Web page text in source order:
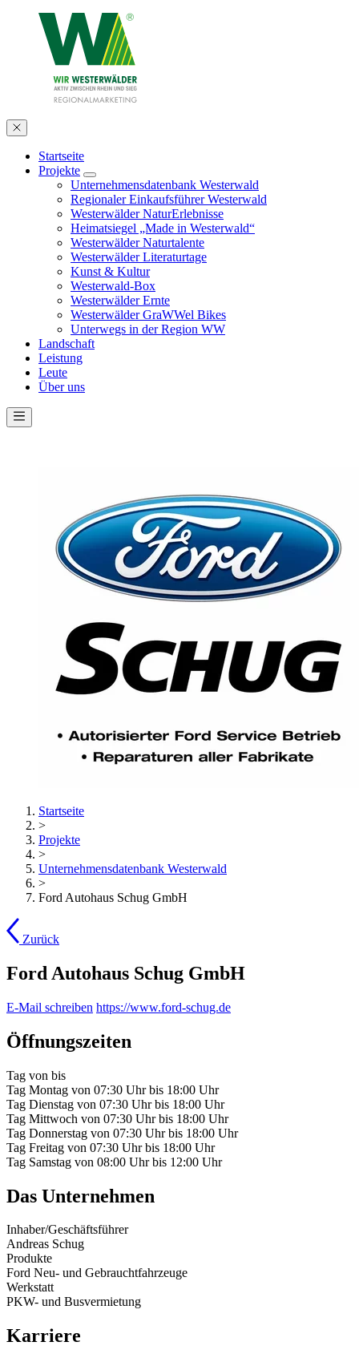
Startseite
Projekte
Unternehmensdatenbank Westerwald
Regionaler Einkaufsführer Westerwald
Westerwälder NaturErlebnisse
Heimatsiegel „Made in Westerwald“
Westerwälder Naturtalente
Westerwälder Literaturtage
Kunst & Kultur
Westerwald-Box
Westerwälder Ernte
Westerwälder GraWWel Bikes
Unterwegs in der Region WW
Landschaft
Leistung
Leute
Über uns
Startseite
>
Projekte
>
Unternehmensdatenbank Westerwald
>
Ford Autohaus Schug GmbH
Zurück
Ford Autohaus Schug GmbH
E-Mail schreiben https://www.ford-schug.de
Öffnungszeiten
Tag von bis
Tag Montag von 07:30 Uhr bis 18:00 Uhr
Tag Dienstag von 07:30 Uhr bis 18:00 Uhr
Tag Mittwoch von 07:30 Uhr bis 18:00 Uhr
Tag Donnerstag von 07:30 Uhr bis 18:00 Uhr
Tag Freitag von 07:30 Uhr bis 18:00 Uhr
Tag Samstag von 08:00 Uhr bis 12:00 Uhr
Das Unternehmen
Inhaber/Geschäftsführer
Andreas Schug
Produkte
Ford Neu- und Gebrauchtfahrzeuge
Werkstatt
PKW- und Busvermietung
Karriere